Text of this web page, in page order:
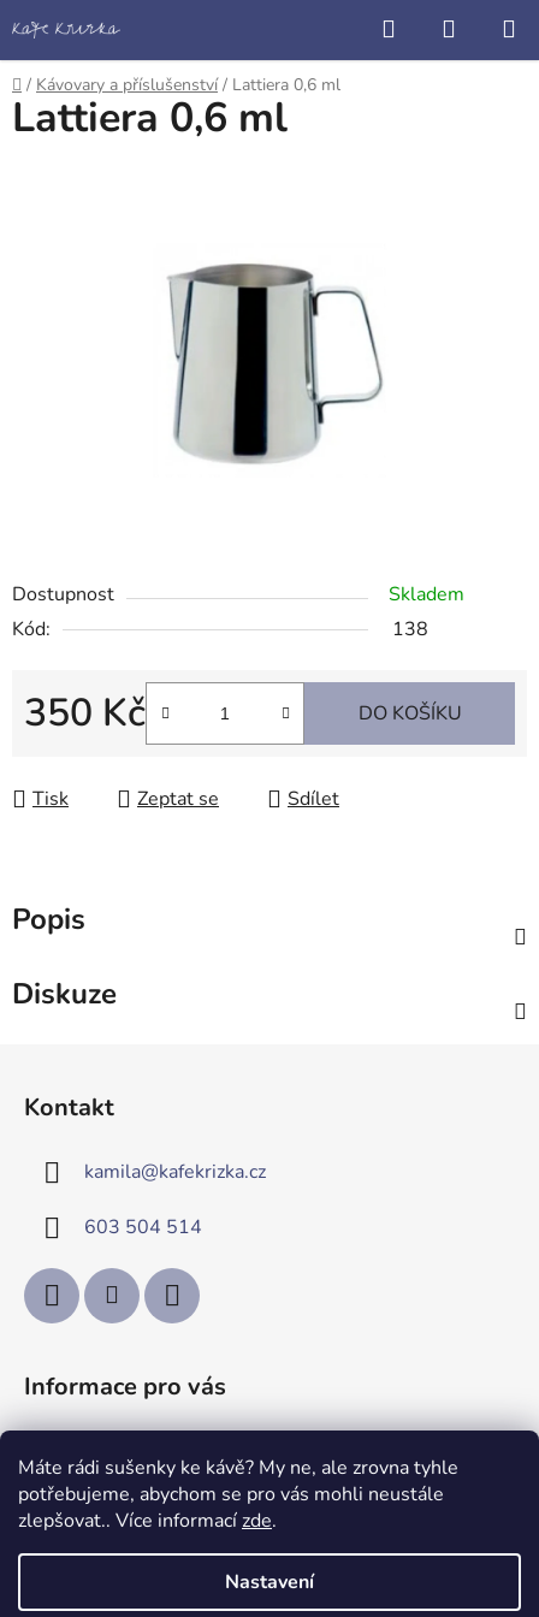
Máte rádi sušenky ke kávě? My ne, ale zrovna tyhle
potřebujeme, abychom se pro vás mohli neustále
zlepšovat.. Více informacízde.
Nastavení
na
obsah
Hledat
KOŠÍK
Domů
/ Kávovary a příslušenství / Lattiera 0,6 ml
Dostupnost
Skladem
Kód:
138
350 Kč DO KOŠÍKU
Tisk Zeptat se Sdílet
Lattiera 0,6 ml
Popis
Diskuze
Kontakt
kamila@kafekrizka.cz
603 504 514
Informace pro vás
Podmínky ochrany osobních údajů
Kontakty